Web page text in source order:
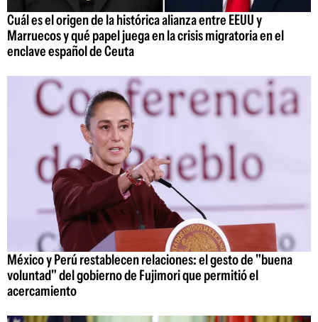
Cuál es el origen de la histórica alianza entre EEUU y
Marruecos y qué papel juega en la crisis migratoria en el
enclave español de Ceuta
México y Perú restablecen relaciones: el gesto de "buena
voluntad" del gobierno de Fujimori que permitió el
acercamiento